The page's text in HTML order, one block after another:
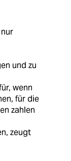
und zu
wenn
für die
zahlen
zeugt